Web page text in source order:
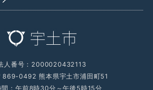
人番号：2000020432113
869-0492 熊本県宇土市浦田町51
間：午前8時30分～午後5時15分